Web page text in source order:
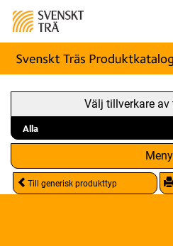
Välj tillverkare
Meny
Till generisk produkttyp